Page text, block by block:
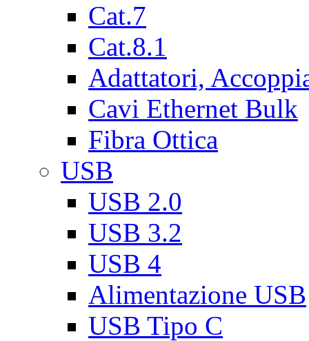
Cat.7
Cat.8.1
Adattatori,
Cavi Ethernet Bulk
Fibra Ottica
USB
USB 2.0
USB 3.2
USB 4
Alimentazione USB
USB Tipo C